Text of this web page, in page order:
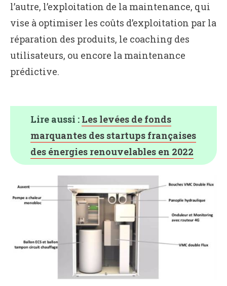
l’autre, l’exploitation de la maintenance, qui
vise à optimiser les coûts d’exploitation par la
réparation des produits, le coaching des
utilisateurs, ou encore la maintenance
prédictive.
Lire aussi : Les levées de fonds
marquantes des startups françaises
des énergies renouvelables en 2022